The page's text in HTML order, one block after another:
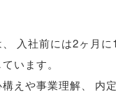
入社前には2ヶ月
います。
えや事業理解
内